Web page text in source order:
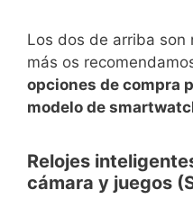
Los dos de arriba son
más os
opciones de compra
modelo de
Relojes
cámara y juegos